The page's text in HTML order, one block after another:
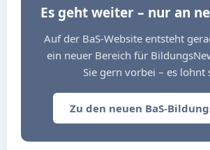
Es geht weiter – nur an
Auf der BaS-Website entsteht
ein neuer Bereich für
Sie gern vorbei – es lohnt
Zu den neuen BaS-